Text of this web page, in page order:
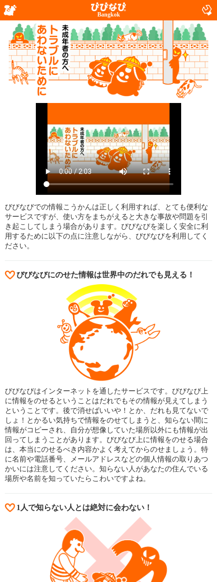
Bangkok
びびなびでの情報こうかんは正しく利用すれば、とても便利な
サービスですが、使い方をまちがえると大きな事故や問題を引
き起こしてしまう場合があります。びびなびを楽しく安全に利
用するために以下の点に注意しながら、びびなびを利用してく
ださい。
びびなびにのせた情報は世界中のだれでも見える！
びびなびはインターネットを通したサービスです。びびなび上
に情報をのせるということはだれでもその情報が見えてしまう
ということです。後で消せばいいや！とか、だれも見てないで
しょ！とかるい気持ちで情報をのせてしまうと、知らない間に
情報がコピーされ、自分が想像していた場所以外にも情報が出
回ってしまうことがあります。びびなび上に情報をのせる場合
は、本当にのせるべき内容かよく考えてからのせましょう。特
に名前や電話番号、メールアドレスなどの個人情報の取りあつ
かいには注意してください。知らない人があなたの住んでいる
場所や名前を知っていたらこわいですよね。
1人で知らない人とは絶対に会わない！